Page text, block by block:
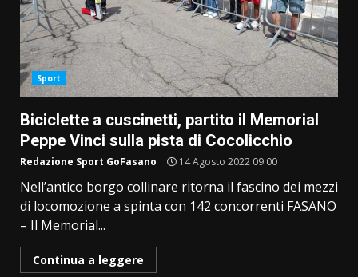
Sport
Biciclette a cuscinetti, partito il Memorial
Peppe Vinci sulla pista di Cocolicchio
Redazione Sport GoFasano 14 Agosto 2022 09:00
Nell’antico borgo collinare ritorna il fascino dei mezzi
di locomozione a spinta con 142 concorrenti FASANO
– Il Memorial...
Continua a leggere